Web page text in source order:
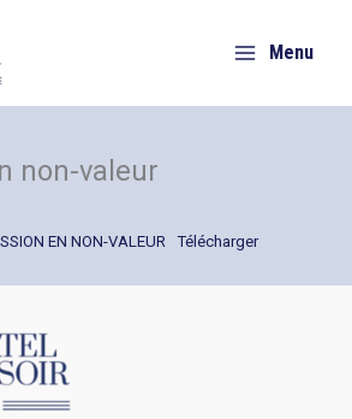
Menu
non-valeur
EN NON-VALEUR Télécharger